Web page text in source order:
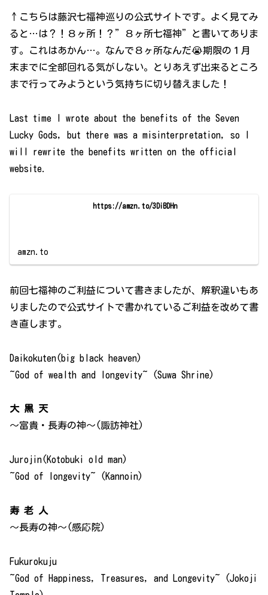
↑こちらは藤沢七福神巡りの公式サイトです。よく見てみ
ると…は？！８ヶ所！？”８ヶ所七福神”と書いてありま
す。これはあかん…。なんで８ヶ所なんだ😭期限の１月
末までに全部回れる気がしない。とりあえず出来るところ
まで行ってみようという気持ちに切り替えました！
Last time I wrote about the benefits of the Seven
Lucky Gods, but there was a misinterpretation, so I
will rewrite the benefits written on the official
website.
https://amzn.to/3DiBDHn
amzn.to
前回七福神のご利益について書きましたが、解釈違いもあ
りましたので公式サイトで書かれているご利益を改めて書
き直します。
Daikokuten(big black heaven)
~God of wealth and longevity~ (Suwa Shrine)
大 黒 天
～富貴・長寿の神～(諏訪神社)
Jurojin(Kotobuki old man)
~God of longevity~ (Kannoin)
寿 老 人
～長寿の神～(感応院)
Fukurokuju
~God of Happiness, Treasures, and Longevity~ (Jokoji